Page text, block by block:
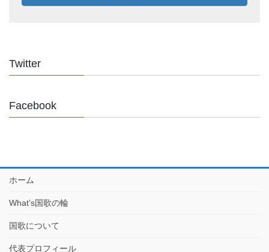
Twitter
Facebook
ホーム
What’s国歌の輪
国歌について
代表プロフィール